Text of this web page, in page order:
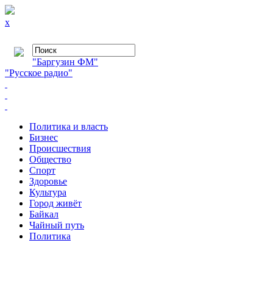
x
"Баргузин ФМ"
"Русское радио"
Политика и власть
Бизнес
Происшествия
Общество
Cпорт
Здоровье
Культура
Город живёт
Байкал
Чайный путь
Политика